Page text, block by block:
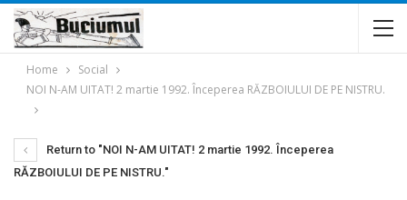
Home
Social
NOI N-AM UITAT! 2 martie 1992. Începerea RĂZBOIULUI DE PE NISTRU.
Return to "NOI N-AM UITAT! 2 martie 1992. Începerea
RĂZBOIULUI DE PE NISTRU."